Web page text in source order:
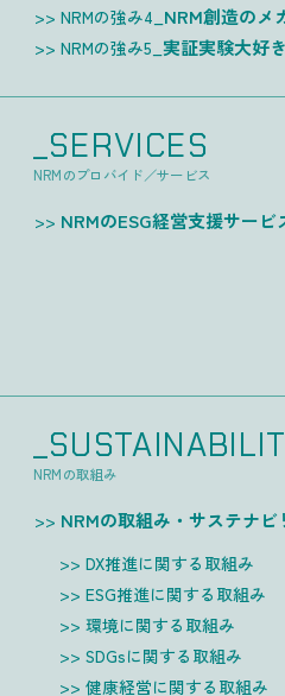
NRMの強み4_ NRM創造のメ
NRMの強み5_実証実験大好
_SERVICES
NRMのプロバイド／サービス
NRMのESG経営支援サービ
NRMの取組み
NRMの取組み・サステナビ
DX推進に関する取組み
ESG推進に関する取組み
環境に関する取組み
SDGsに関する取組み
健康経営に関する取組み